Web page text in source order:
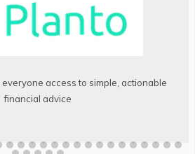
everyone access to simple, actionable
financial advice